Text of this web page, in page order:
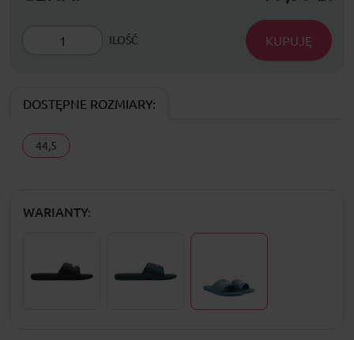
ILOŚĆ KUPUJĘ
DOSTĘPNE ROZMIARY:
44,5
WARIANTY: